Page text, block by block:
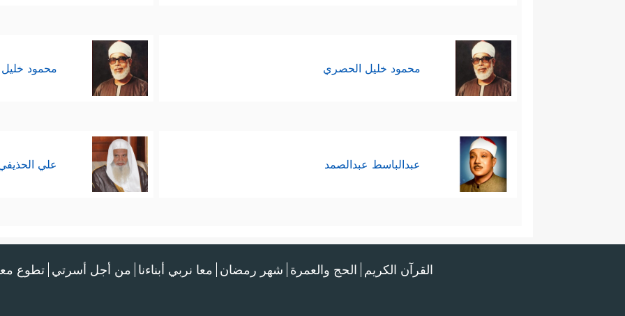
محمود خليل الحصري محمود
عبدالباسط عبدالصمد علي
القرآن الكريم الحج والعمرة شهر رمضان معا نربي أبناءنا من أجل أسرتي تطوع